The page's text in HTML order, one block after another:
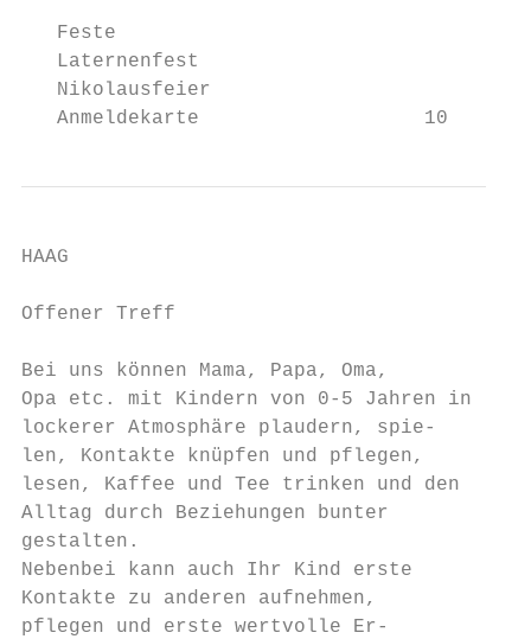
   Feste
Laternenfest
Nikolausfeier
Anmeldekarte                   10
HAAG
Offener Treff
Bei uns können Mama, Papa, Oma,
Opa etc. mit Kindern von 0-5 Jahren in
lockerer Atmosphäre plaudern, spie-
len, Kontakte knüpfen und pflegen,
lesen, Kaffee und Tee trinken und den
Alltag durch Beziehungen bunter
gestalten.
Nebenbei kann auch Ihr Kind erste
Kontakte zu anderen aufnehmen,
pflegen und erste wertvolle Er-